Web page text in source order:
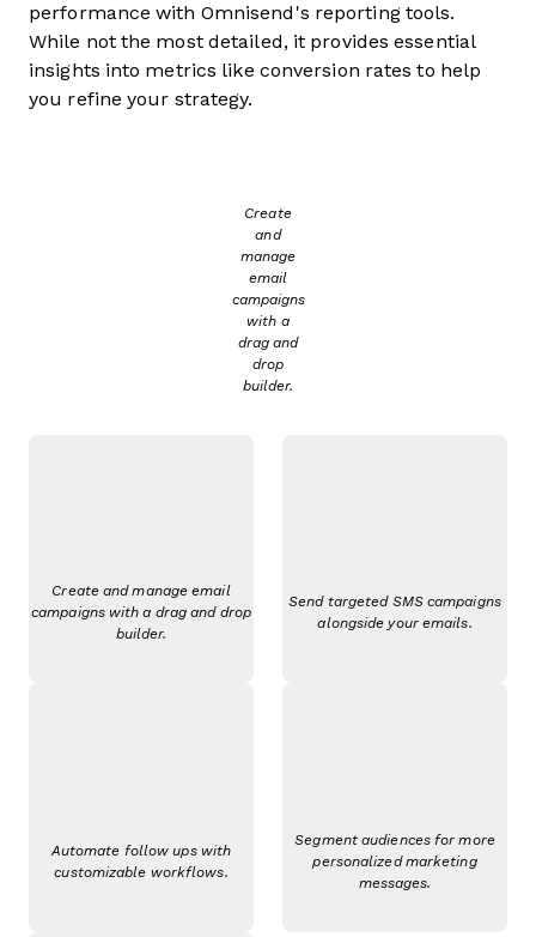
performance with Omnisend's reporting tools.
While not the most detailed, it provides essential
insights into metrics like conversion rates to help
you refine your strategy.
Create
and
manage
email
campaigns
with a
drag and
drop
builder.
Create and manage email
campaigns with a drag and drop
builder.
Send targeted SMS campaigns
alongside your emails.
Automate follow ups with
customizable workflows.
Segment audiences for more
personalized marketing
messages.